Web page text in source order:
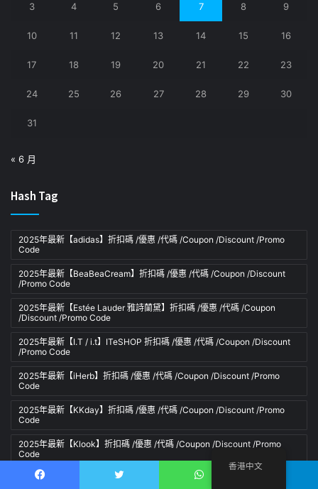
3 4 5 6 7 8 9
10 11 12 13 14 15 16
17 18 19 20 21 22 23
24 25 26 27 28 29 30
31
« 6 月
Hash Tag
2025年最新【adidas】折扣碼 /優惠 /代碼 /Coupon /Discount /Promo
Code
2025年最新【BeaBeaCream】折扣碼 /優惠 /代碼 /Coupon /Discount
/Promo Code
2025年最新【Estée Lauder 雅詩蘭黛】折扣碼 /優惠 /代碼 /Coupon
/Discount /Promo Code
2025年最新【I.T / i.t】ITeSHOP 折扣碼 /優惠 /代碼 /Coupon /Discount
/Promo Code
2025年最新【iHerb】折扣碼 /優惠 /代碼 /Coupon /Discount /Promo
Code
2025年最新【KKday】折扣碼 /優惠 /代碼 /Coupon /Discount /Promo
Code
2025年最新【Klook】折扣碼 /優惠 /代碼 /Coupon /Discount /Promo
Code
2025年最新【Lookfantastic】折扣碼 /優惠 /代碼 /Coupon /Discount
香港中文